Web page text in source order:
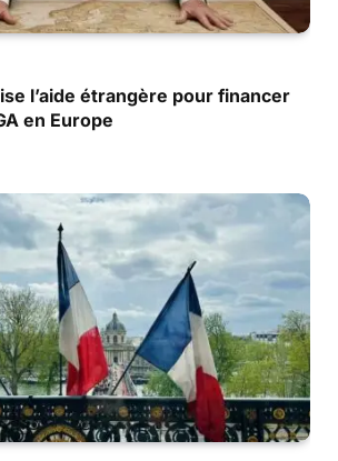
l’aide étrangère pour financer
en Europe